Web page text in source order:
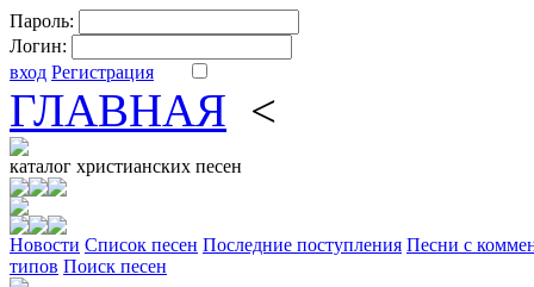
Пароль:
Логин:
вход Регистрация
ГЛАВНАЯ <
каталог христианских песен
Новости Cписок песен Последние поступления Песни с
типов Поиск песен